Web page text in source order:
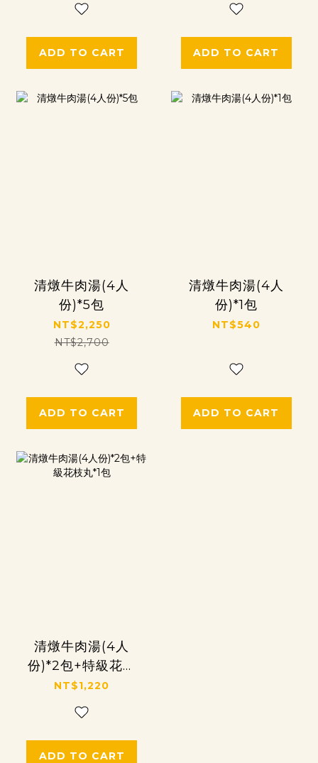
ADD TO CART ADD TO CART
清燉牛肉湯(4人
份)*5包
NT$2,250
NT$2,700
ADD TO CART
清燉牛肉湯(4人
份)*1包
NT$540
ADD TO CART
清燉牛肉湯(4人
份)*2包+特級花枝
丸*1包
NT$1,220
ADD TO CART